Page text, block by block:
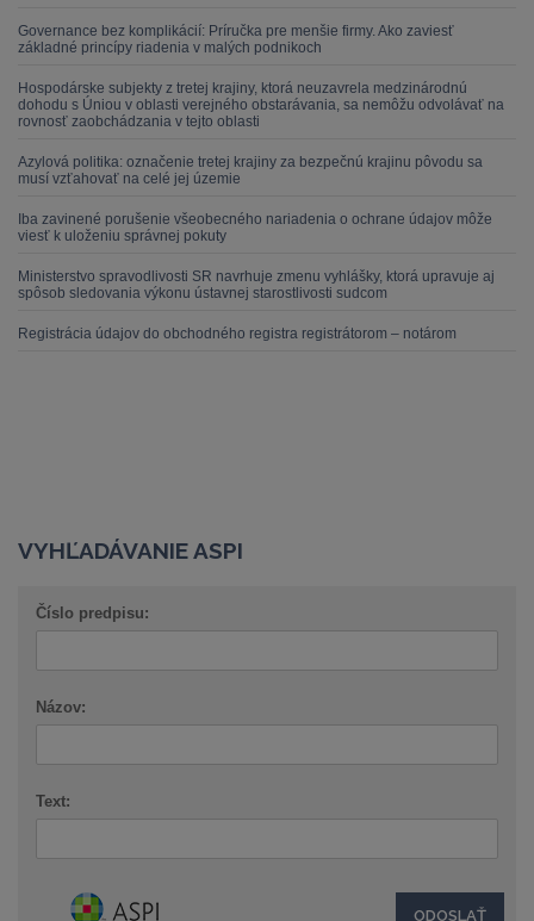
Governance bez komplikácií: Príručka pre menšie firmy. Ako zaviesť
základné princípy riadenia v malých podnikoch
Hospodárske subjekty z tretej krajiny, ktorá neuzavrela medzinárodnú
dohodu s Úniou v oblasti verejného obstarávania, sa nemôžu odvolávať na
rovnosť zaobchádzania v tejto oblasti
Azylová politika: označenie tretej krajiny za bezpečnú krajinu pôvodu sa
musí vzťahovať na celé jej územie
Iba zavinené porušenie všeobecného nariadenia o ochrane údajov môže
viesť k uloženiu správnej pokuty
Ministerstvo spravodlivosti SR navrhuje zmenu vyhlášky, ktorá upravuje aj
spôsob sledovania výkonu ústavnej starostlivosti sudcom
Registrácia údajov do obchodného registra registrátorom – notárom
VYHĽADÁVANIE ASPI
Číslo predpisu:
Názov:
Text: